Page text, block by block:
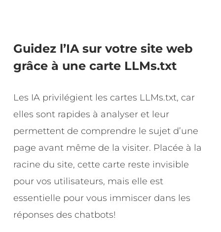
Guidez l’IA sur votre site web
grâce à une carte LLMs.txt
Les IA privilégient les cartes LLMs.txt, car
elles sont rapides à analyser et leur
permettent de comprendre le sujet d’une
page avant même de la visiter. Placée à la
racine du site, cette carte reste invisible
pour vos utilisateurs, mais elle est
essentielle pour vous immiscer dans les
réponses des chatbots!